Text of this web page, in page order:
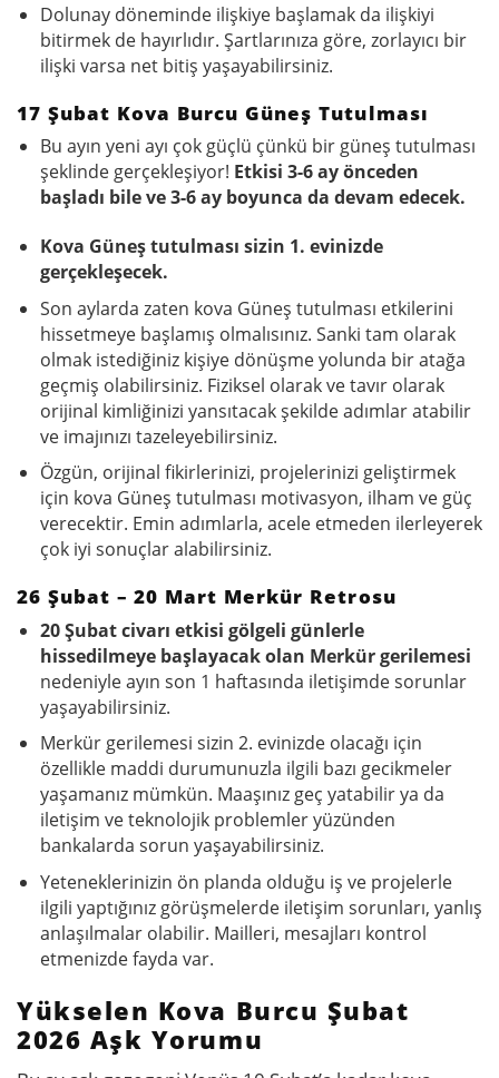
Dolunay döneminde ilişkiye başlamak da ilişkiyi
bitirmek de hayırlıdır. Şartlarınıza göre, zorlayıcı bir
ilişki varsa net bitiş yaşayabilirsiniz.
17 Şubat Kova Burcu Güneş Tutulması
Bu ayın yeni ayı çok güçlü çünkü bir güneş tutulması
şeklinde gerçekleşiyor! Etkisi 3-6 ay önceden
başladı bile ve 3-6 ay boyunca da devam edecek.
Kova Güneş tutulması sizin 1. evinizde
gerçekleşecek.
Son aylarda zaten kova Güneş tutulması etkilerini
hissetmeye başlamış olmalısınız. Sanki tam olarak
olmak istediğiniz kişiye dönüşme yolunda bir atağa
geçmiş olabilirsiniz. Fiziksel olarak ve tavır olarak
orijinal kimliğinizi yansıtacak şekilde adımlar atabilir
ve imajınızı tazeleyebilirsiniz.
Özgün, orijinal fikirlerinizi, projelerinizi geliştirmek
için kova Güneş tutulması motivasyon, ilham ve güç
verecektir. Emin adımlarla, acele etmeden ilerleyerek
çok iyi sonuçlar alabilirsiniz.
26 Şubat – 20 Mart Merkür Retrosu
20 Şubat civarı etkisi gölgeli günlerle
hissedilmeye başlayacak olan Merkür gerilemesi
nedeniyle ayın son 1 haftasında iletişimde sorunlar
yaşayabilirsiniz.
Merkür gerilemesi sizin 2. evinizde olacağı için
özellikle maddi durumunuzla ilgili bazı gecikmeler
yaşamanız mümkün. Maaşınız geç yatabilir ya da
iletişim ve teknolojik problemler yüzünden
bankalarda sorun yaşayabilirsiniz.
Yeteneklerinizin ön planda olduğu iş ve projelerle
ilgili yaptığınız görüşmelerde iletişim sorunları, yanlış
anlaşılmalar olabilir. Mailleri, mesajları kontrol
etmenizde fayda var.
Yükselen Kova Burcu Şubat
2026 Aşk Yorumu